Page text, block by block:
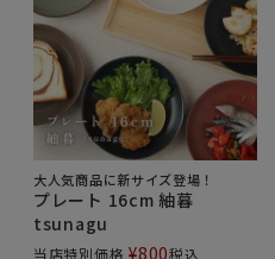
大人気商品に新サイズ登場！
プレート 16cm 紬暮
tsunagu
当店特別価格 ¥800税込